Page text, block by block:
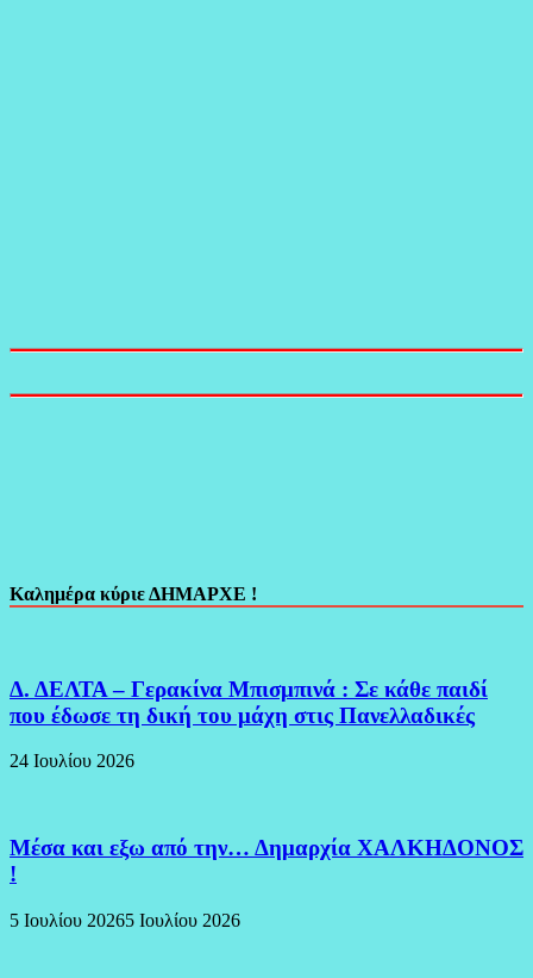
Καλημέρα κύριε ΔΗΜΑΡΧΕ !
Δ. ΔΕΛΤΑ – Γερακίνα Μπισμπινά : Σε κάθε παιδί
που έδωσε τη δική του μάχη στις Πανελλαδικές
24 Ιουλίου 2026
Μέσα και εξω από την… Δημαρχία ΧΑΛΚΗΔΟΝΟΣ
!
5 Ιουλίου 20265 Ιουλίου 2026